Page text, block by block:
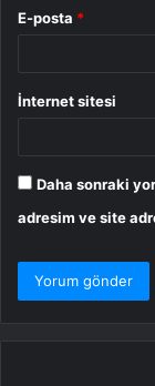
E-posta *
İnternet sitesi
Daha sonraki
adresim ve site